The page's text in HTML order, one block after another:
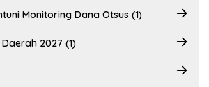
Monitoring Dana Otsus (1)
2027 (1)